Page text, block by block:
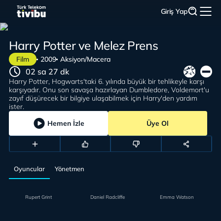
Giriş Yap
Film 2009 Aksiyon/Macera
Harry Potter ve Melez Prens
Harry Potter, Hogwarts'taki 6. yılında büyük bir tehlikeyle karşı
karşıyadır. Onu son savaşa hazırlayan Dumbledore, Voldemort'u
zayıf düşürecek bir bilgiye ulaşabilmek için Harry'den yardım
ister.
02 sa 27 dk
Hemen İzle Üye Ol
Oyuncular Yönetmen
Rupert Grint Daniel Radcliffe Emma Watson